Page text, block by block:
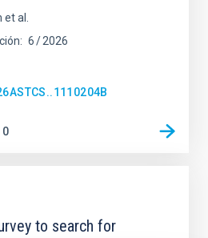
al.
6 2026
0
to search for